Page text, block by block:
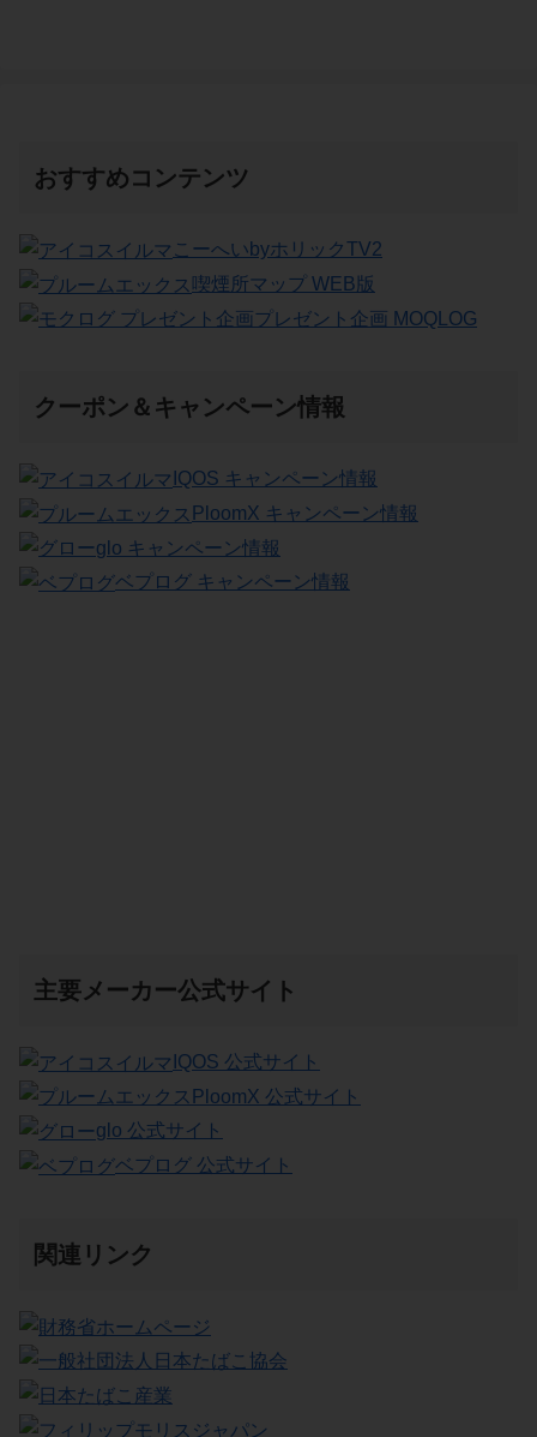
おすすめコンテンツ
こーへいbyホリックTV2
喫煙所マップ WEB版
プレゼント企画 MOQLOG
クーポン＆キャンペーン情報
IQOS キャンペーン情報
PloomX キャンペーン情報
glo キャンペーン情報
ベプログ キャンペーン情報
主要メーカー公式サイト
IQOS 公式サイト
PloomX 公式サイト
glo 公式サイト
ベプログ 公式サイト
関連リンク